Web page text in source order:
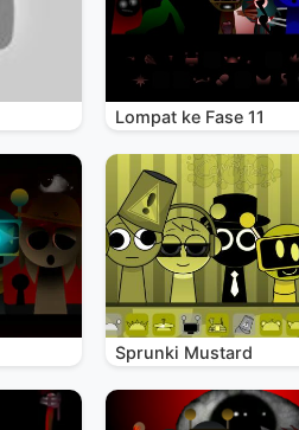
Lompat ke Fase 11
Sprunki Mustard